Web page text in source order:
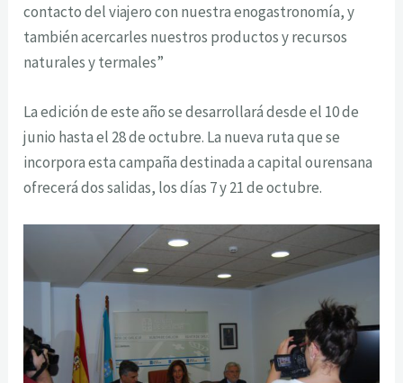
contacto del viajero con nuestra enogastronomía, y
también acercarles nuestros productos y recursos
naturales y termales”
La edición de este año se desarrollará desde el 10 de
junio hasta el 28 de octubre. La nueva ruta que se
incorpora esta campaña destinada a capital ourensana
ofrecerá dos salidas, los días 7 y 21 de octubre.